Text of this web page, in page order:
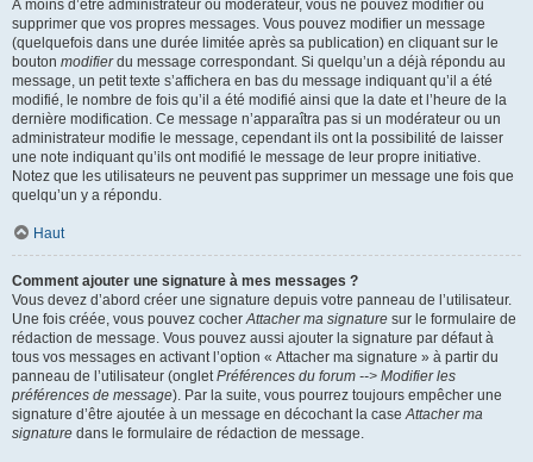
À moins d’être administrateur ou modérateur, vous ne pouvez modifier ou
supprimer que vos propres messages. Vous pouvez modifier un message
(quelquefois dans une durée limitée après sa publication) en cliquant sur le
bouton modifierdu message correspondant. Si quelqu’un a déjà répondu au
message, un petit texte s’affichera en bas du message indiquant qu’il a été
modifié, le nombre de fois qu’il a été modifié ainsi que la date et l’heure de la
dernière modification. Ce message n’apparaîtra pas si un modérateur ou un
administrateur modifie le message, cependant ils ont la possibilité de laisser
une note indiquant qu’ils ont modifié le message de leur propre initiative.
Notez que les utilisateurs ne peuvent pas supprimer un message une fois que
quelqu’un y a répondu.
Haut
Comment ajouter une signature à mes messages ?
Vous devez d’abord créer une signature depuis votre panneau de l’utilisateur.
Une fois créée, vous pouvez cocherAttacher ma signature sur le formulaire de
rédaction de message. Vous pouvez aussi ajouter la signature par défaut à
tous vos messages en activant l’option « Attacher ma signature » à partir du
panneau de l’utilisateur (ongletPréférences du forum --> Modifier les
préférences de message). Par la suite, vous pourrez toujours empêcher une
signature d’être ajoutée à un message en décochant la caseAttacher ma
signature dans le formulaire de rédaction de message.